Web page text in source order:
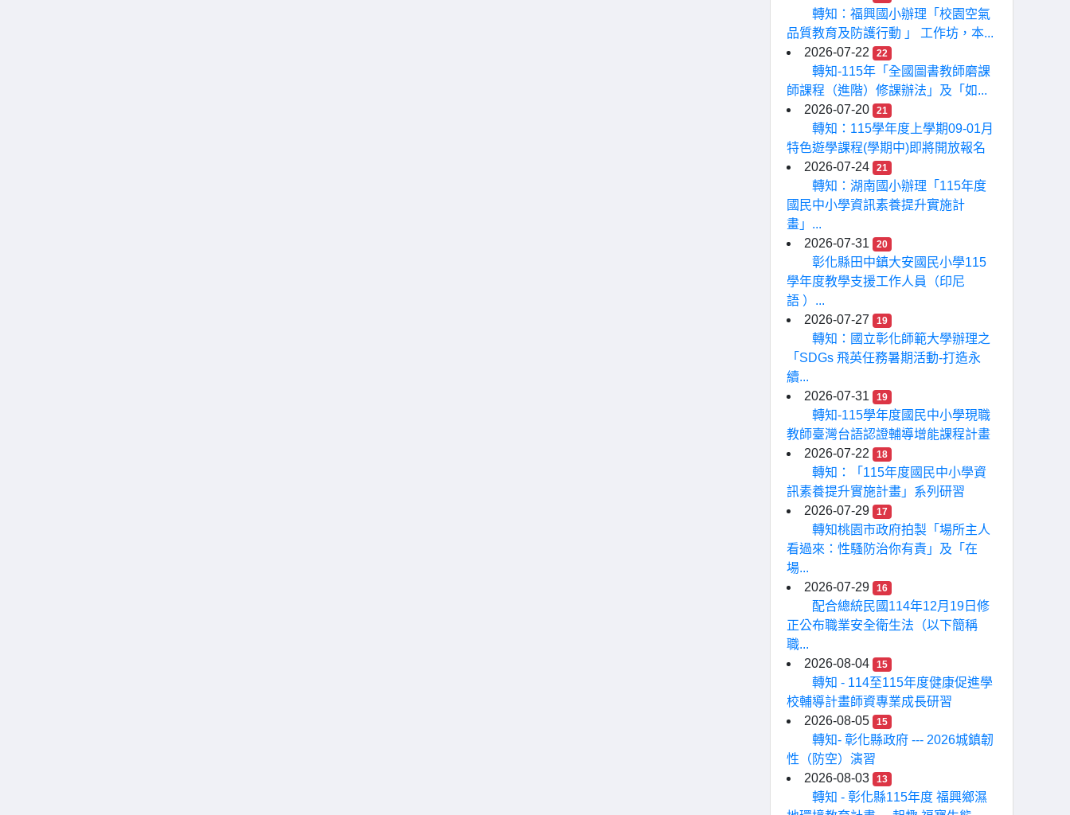
轉知：福興國小辦理「校園空氣
品質教育及防護行動 」 工作坊，本...
2026-07-22
22
轉知-115年「全國圖書教師磨課
師課程（進階）修課辦法」及「如...
2026-07-20
21
轉知：115學年度上學期09-01月
特色遊學課程(學期中)即將開放報名
2026-07-24
21
轉知：湖南國小辦理「115年度
國民中小學資訊素養提升實施計
畫」...
2026-07-31
20
彰化縣田中鎮大安國民小學115
學年度教學支援工作人員（印尼
語 ）...
2026-07-27
19
轉知：國立彰化師範大學辦理之
「SDGs 飛英任務暑期活動-打造永
續...
2026-07-31
19
轉知-115學年度國民中小學現職
教師臺灣台語認證輔導增能課程計畫
2026-07-22
18
轉知：「115年度國民中小學資
訊素養提升實施計畫」系列研習
2026-07-29
17
轉知桃園市政府拍製「場所主人
看過來：性騷防治你有責」及「在
場...
2026-07-29
16
配合總統民國114年12月19日修
正公布職業安全衛生法（以下簡稱
職...
2026-08-04
15
轉知 - 114至115年度健康促進學
校輔導計畫師資專業成長研習
2026-08-05
15
轉知- 彰化縣政府 --- 2026城鎮韌
性（防空）演習
2026-08-03
13
轉知 - 彰化縣115年度 福興鄉濕